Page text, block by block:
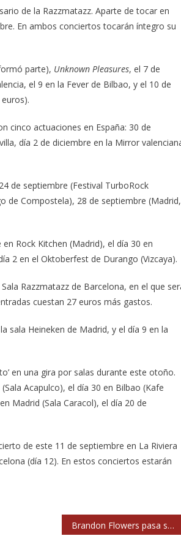
de la Razzmatazz. Aparte de tocar en
En ambos conciertos tocarán íntegro su
parte), Unknown Pleasures, el 7 de
el 9 en la Fever de Bilbao, y el 10 de
cinco actuaciones en España: 30 de
día 2 de diciembre en la Mirror
de septiembre (Festival TurboRock
de Compostela), 28 de septiembre (Madrid,
Rock Kitchen (Madrid), el día 30 en
2 en el Oktoberfest de Durango (Vizcaya).
Razzmatazz de Barcelona, en el que
cuestan 27 euros más gastos.
sala Heineken de Madrid, y el día 9 en la
en una gira por salas durante este otoño.
Acapulco), el día 30 en Bilbao (Kafe
Madrid (Sala Caracol), el día 20 de
de este 11 de septiembre en La Riviera
(día 12). En estos conciertos estarán
Brandon Flowers pasa su concierto de Barcelona de la Apolo a Razzmatazz